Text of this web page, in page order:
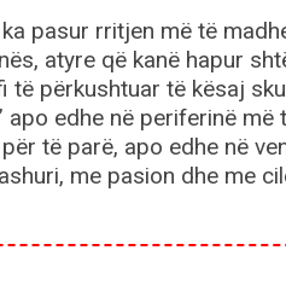
pasur rritjen më të
atyre që kanë hapur
të përkushtuar të kësaj
edhe në periferinë
të parë, apo edhe në
me pasion dhe me